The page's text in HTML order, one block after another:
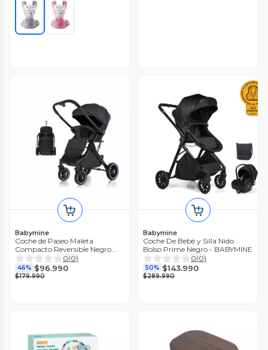
Babymine
Coche de Paseo Maleta
Compacto Reversible Negro
BABYMINE
0(0)
46% $96.990
$179.990
Babymine
Coche De Bebé y Silla Nido
Bolso Prime Negro - BABYMINE
0(0)
50% $143.990
$289.990